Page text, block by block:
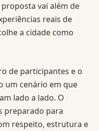
vai além de
reais de
a cidade como
de participantes e o
um cenário em que
lado a lado. O
preparado para
respeito, estrutura e